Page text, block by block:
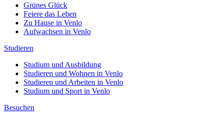
Grünes Glück
Feiere das Leben
Zu Hause in Venlo
Aufwachsen in Venlo
Studieren
Studium und Ausbildung
Studieren und Wohnen in Venlo
Studieren und Arbeiten in Venlo
Studium und Sport in Venlo
Besuchen